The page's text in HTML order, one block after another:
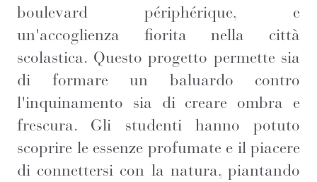
boulevard périphérique, e
un'accoglienza fiorita nella città
scolastica. Questo progetto permette sia
di formare un baluardo contro
l'inquinamento sia di creare ombra e
frescura. Gli studenti hanno potuto
scoprire le essenze profumate e il piacere
di connettersi con la natura, piantando